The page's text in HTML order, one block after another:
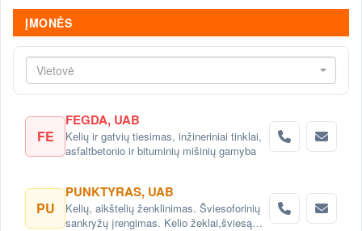
ĮMONĖS
Vietovė
FE
FEGDA, UAB
Kelių ir gatvių tiesimas, inžineriniai tinklai,
asfaltbetonio ir bituminių mišinių gamyba
PU
PUNKTYRAS, UAB
Kelių, aikštelių ženklinimas. Šviesoforinių
sankryžų įrengimas. Kelio žeklai,šviesą